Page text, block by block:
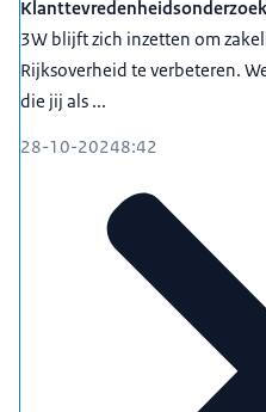
3W blijft zich inzetten om
Rijksoverheid te verbeteren.
die jij als ...
28-10-20248:42